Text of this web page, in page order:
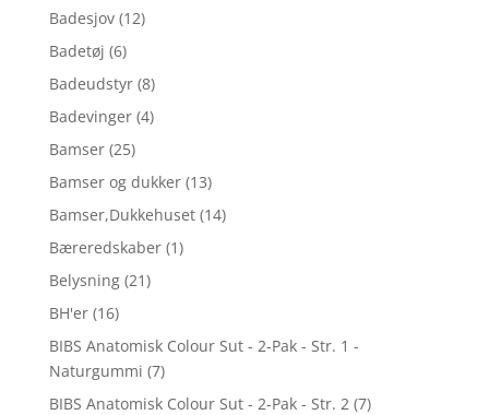
Badesjov (12)
Badetøj (6)
Badeudstyr (8)
Badevinger (4)
Bamser (25)
Bamser og dukker (13)
Bamser,Dukkehuset (14)
Bæreredskaber (1)
Belysning (21)
BH'er (16)
BIBS Anatomisk Colour Sut - 2-Pak - Str. 1 -
Naturgummi (7)
BIBS Anatomisk Colour Sut - 2-Pak - Str. 2 (7)